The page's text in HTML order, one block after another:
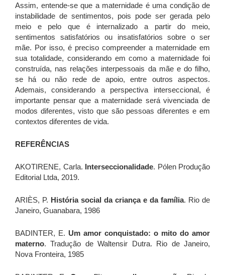
Assim, entende-se que a maternidade é uma condição de
instabilidade de sentimentos, pois pode ser gerada pelo
meio e pelo que é internalizado a partir do meio,
sentimentos satisfatórios ou insatisfatórios sobre o ser
mãe. Por isso, é preciso compreender a maternidade em
sua totalidade, considerando em como a maternidade foi
construída, nas relações interpessoais da mãe e do filho,
se há ou não rede de apoio, entre outros aspectos.
Ademais, considerando a perspectiva interseccional, é
importante pensar que a maternidade será vivenciada de
modos diferentes, visto que são pessoas diferentes e em
contextos diferentes de vida.
REFERÊNCIAS
AKOTIRENE, Carla. Interseccionalidade. Pólen Produção
Editorial Ltda, 2019.
ARIÈS, P. História social da criança e da família. Rio de
Janeiro, Guanabara, 1986
BADINTER, E. Um amor conquistado: o mito do amor
materno. Tradução de Waltensir Dutra. Rio de Janeiro,
Nova Fronteira, 1985